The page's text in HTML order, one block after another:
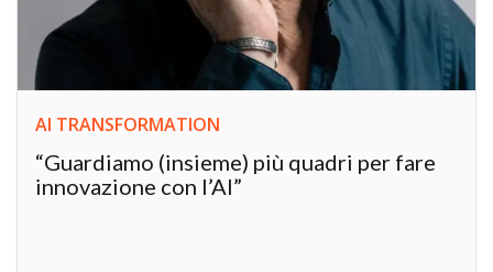
AI TRANSFORMATION
“Guardiamo (insieme) più quadri per fare
innovazione con l’AI”